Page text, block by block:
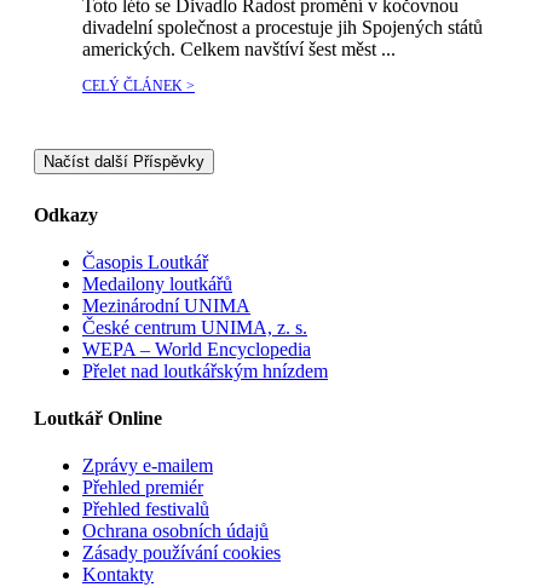
Toto léto se Divadlo Radost promění v kočovnou
divadelní společnost a procestuje jih Spojených států
amerických. Celkem navštíví šest měst ...
CELÝ ČLÁNEK >
Načíst další Příspěvky
Odkazy
Časopis Loutkář
Medailony loutkářů
Mezinárodní UNIMA
České centrum UNIMA, z. s.
WEPA – World Encyclopedia
Přelet nad loutkářským hnízdem
Loutkář Online
Zprávy e-mailem
Přehled premiér
Přehled festivalů
Ochrana osobních údajů
Zásady používání cookies
Kontakty